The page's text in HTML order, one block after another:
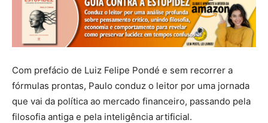
Com prefácio de Luiz Felipe Pondé e sem recorrer a
fórmulas prontas, Paulo conduz o leitor por uma jornada
que vai da política ao mercado financeiro, passando pela
filosofia antiga e pela inteligência artificial.